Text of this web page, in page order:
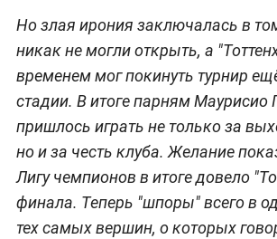
Но злая ирония заключалась в
никак не могли открыть, а
временем мог покинуть турнир
стадии. В итоге парням Маурисио
пришлось играть не только за
но и за честь клуба. Желание
Лигу чемпионов в итоге довело
финала. Теперь "шпоры" всего в
тех самых вершин, о которых